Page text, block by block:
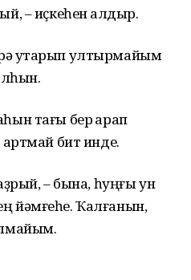
– иҫкеһен ҡалдыр.
ҡутарып ултырмайым
тағы бер ҡарап
артмай бит инде.
– бына, һуңғы ун
йәмғеһе. Ҡалғанын,